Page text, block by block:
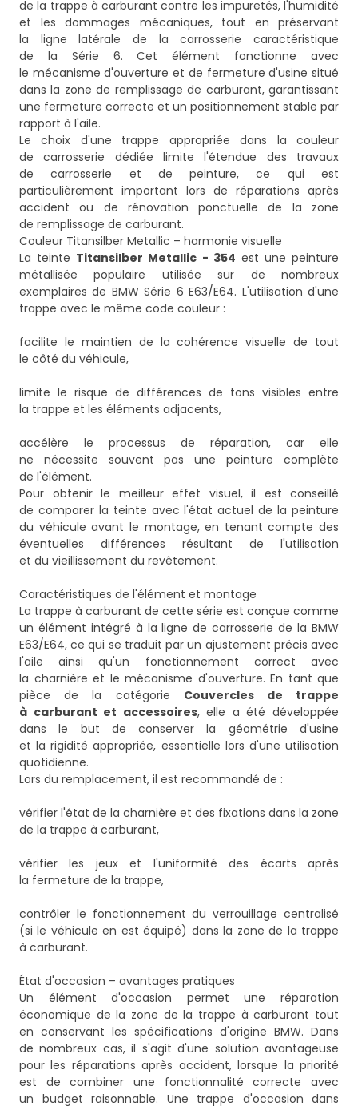
de la trappe à carburant contre les impuretés, l'humidité
et les dommages mécaniques, tout en préservant
la ligne latérale de la carrosserie caractéristique
de la Série 6. Cet élément fonctionne avec
le mécanisme d'ouverture et de fermeture d'usine situé
dans la zone de remplissage de carburant, garantissant
une fermeture correcte et un positionnement stable par
rapport à l'aile.
Le choix d'une trappe appropriée dans la couleur
de carrosserie dédiée limite l'étendue des travaux
de carrosserie et de peinture, ce qui est
particulièrement important lors de réparations après
accident ou de rénovation ponctuelle de la zone
de remplissage de carburant.
Couleur Titansilber Metallic – harmonie visuelle
La teinte Titansilber Metallic - 354 est une peinture
métallisée populaire utilisée sur de nombreux
exemplaires de BMW Série 6 E63/E64. L'utilisation d'une
trappe avec le même code couleur :
facilite le maintien de la cohérence visuelle de tout
le côté du véhicule,
limite le risque de différences de tons visibles entre
la trappe et les éléments adjacents,
accélère le processus de réparation, car elle
ne nécessite souvent pas une peinture complète
de l'élément.
Pour obtenir le meilleur effet visuel, il est conseillé
de comparer la teinte avec l'état actuel de la peinture
du véhicule avant le montage, en tenant compte des
éventuelles différences résultant de l'utilisation
et du vieillissement du revêtement.
Caractéristiques de l'élément et montage
La trappe à carburant de cette série est conçue comme
un élément intégré à la ligne de carrosserie de la BMW
E63/E64, ce qui se traduit par un ajustement précis avec
l'aile ainsi qu'un fonctionnement correct avec
la charnière et le mécanisme d'ouverture. En tant que
pièce de la catégorie Couvercles de trappe
à carburant et accessoires, elle a été développée
dans le but de conserver la géométrie d'usine
et la rigidité appropriée, essentielle lors d'une utilisation
quotidienne.
Lors du remplacement, il est recommandé de :
vérifier l'état de la charnière et des fixations dans la zone
de la trappe à carburant,
vérifier les jeux et l'uniformité des écarts après
la fermeture de la trappe,
contrôler le fonctionnement du verrouillage centralisé
(si le véhicule en est équipé) dans la zone de la trappe
à carburant.
État d'occasion – avantages pratiques
Un élément d'occasion permet une réparation
économique de la zone de la trappe à carburant tout
en conservant les spécifications d'origine BMW. Dans
de nombreux cas, il s'agit d'une solution avantageuse
pour les réparations après accident, lorsque la priorité
est de combiner une fonctionnalité correcte avec
un budget raisonnable. Une trappe d'occasion dans